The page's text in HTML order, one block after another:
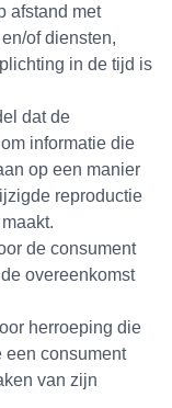
afstand met
of diensten,
in de tijd is
dat de
informatie die
op een manier
reproductie
de consument
overeenkomst
herroeping die
een consument
van zijn